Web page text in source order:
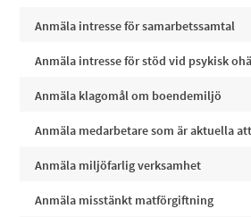
Anmäla intresse för samarbetssamtal
Anmäla intresse för stöd vid psykisk
Anmäla klagomål om boendemiljö
Anmäla medarbetare som är aktuella
Anmäla miljöfarlig verksamhet
Anmäla misstänkt matförgiftning